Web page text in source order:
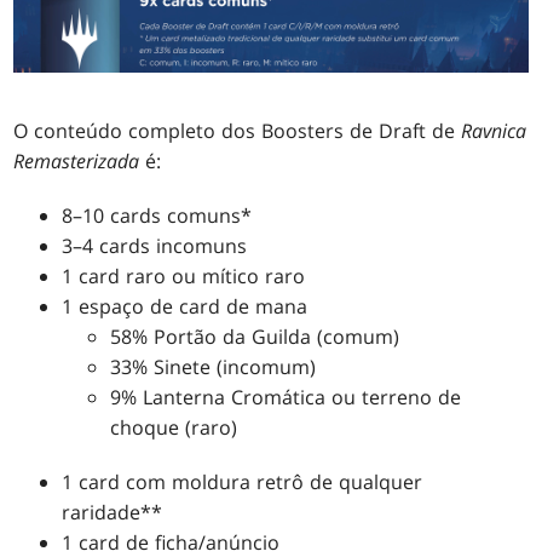
O conteúdo completo dos Boosters de Draft deRavnica
Remasterizada é:
8–10 cards comuns*
3–4 cards incomuns
1 card raro ou mítico raro
1 espaço de card de mana
58% Portão da Guilda (comum)
33% Sinete (incomum)
9% Lanterna Cromática ou terreno de
choque (raro)
1 card com moldura retrô de qualquer
raridade**
1 card de ficha/anúncio